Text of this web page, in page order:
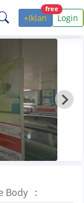
+Iklan
free
Login
Body :